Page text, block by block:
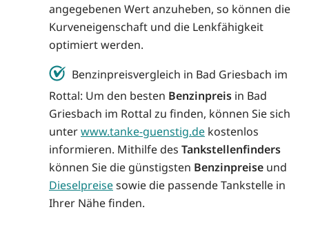
angegebenen Wert anzuheben, so können die
Kurveneigenschaft und die Lenkfähigkeit
optimiert werden.
Benzinpreisvergleich in Bad Griesbach im
Rottal: Um den besten Benzinpreis in Bad
Griesbach im Rottal zu finden, können Sie sich
unterwww.tanke-guenstig.de kostenlos
informieren. Mithilfe des Tankstellenfinders
können Sie die günstigsten Benzinpreise und
Dieselpreisesowie die passende Tankstelle in
Ihrer Nähe finden.